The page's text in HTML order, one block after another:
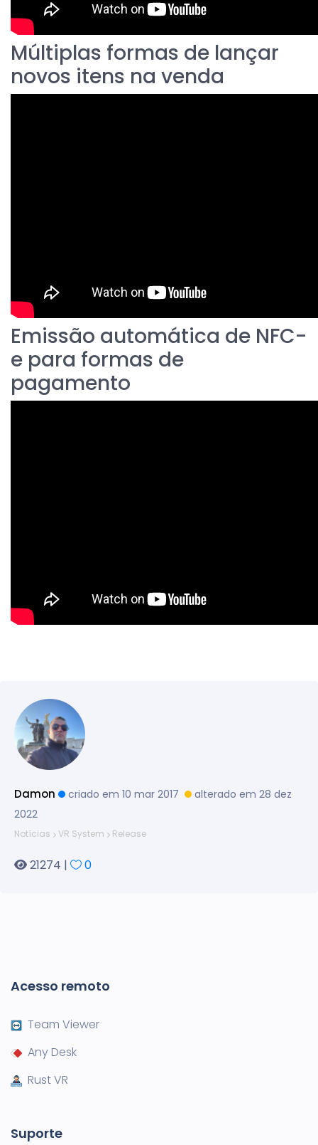
Múltiplas formas de lançar
novos itens na venda
Emissão automática de NFC-
e para formas de
pagamento
Damon criado em 10 mar 2017
alterado em 28 dez
2022
Notícias VR System Release
21274 | 0
Acesso remoto
Team Viewer
Any Desk
Rust VR
Suporte